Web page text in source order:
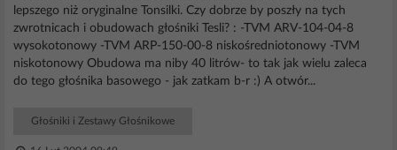
lepszego niż oryginalne Tonsilki. Czy dobrze by poszły na tych
zwrotnicach i obudowach głośniki Tesli? : -TVM ARV-104-04-8
wysokotonowy -TVM ARP-150-00-8 niskośredniotonowy -TVM
niskotonowy Obudowa ma niby 40 litrów- to tak jak wielu zaleca
do tego głośnika basowego - jak zatkam b-r :) A otwór...
Głośniki i Zestawy Głośnikowe